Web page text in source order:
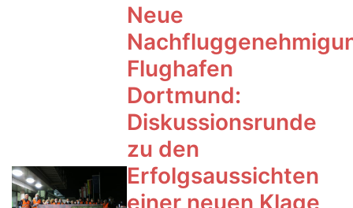
Neue
Flughafen
Dortmund:
Diskussionsrunde
zu den
Erfolgsaussichten
einer neuen Klage